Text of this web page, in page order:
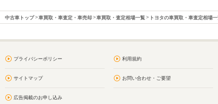
中古車トップ 車買取・車査定・車売却 車買取・査定相場一覧 トヨタの車買取・車査定相場
プライバシーポリシー 利用規約
サイトマップ お問い合わせ・ご要望
広告掲載のお申し込み